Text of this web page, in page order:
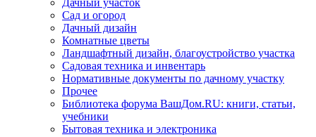
Дачный участок
Сад и огород
Дачный дизайн
Комнатные цветы
Ландшафтный дизайн, благоустройство участка
Садовая техника и инвентарь
Нормативные документы по дачному участку
Прочее
Библиотека форума ВашДом.RU: книги, статьи,
учебники
Бытовая техника и электроника